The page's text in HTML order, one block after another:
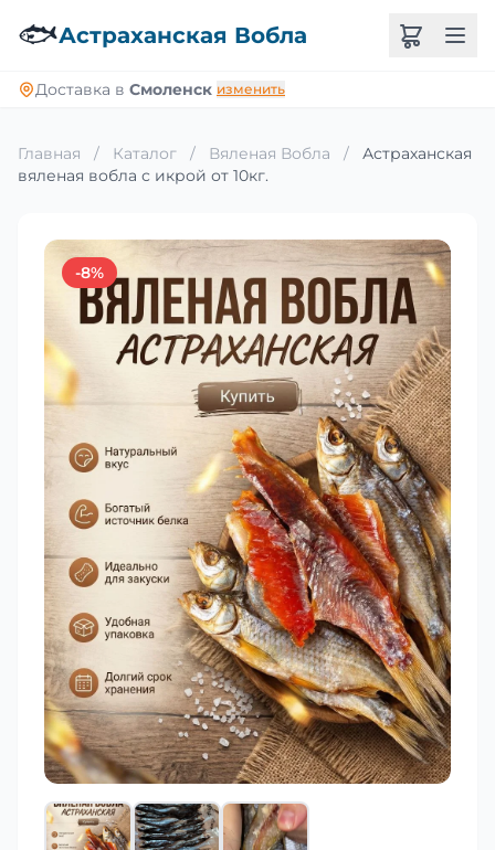
🐟Астраханская Вобла
Доставка в Смоленск изменить
Главная / Каталог / Вяленая Вобла /
Астраханская
вяленая вобла с икрой от 10кг.
-8%